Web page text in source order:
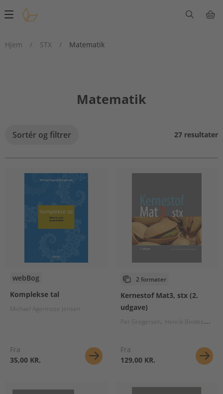
Main
Hjem
/ STX / Matematik
Matematik
Sortér og filtrer 27 resultater
webBog
Komplekse tal
Michael Agermose Jensen
Fra
35,00 KR.
2 formater
Kernestof Mat3, stx (2.
udgave)
Per Gregersen Henrik Bindesbøll Nørregaard
Fra
129,00 KR.